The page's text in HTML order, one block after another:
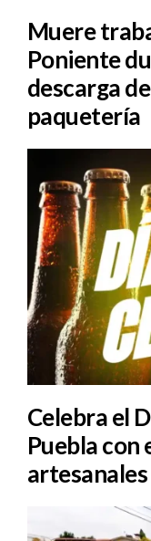
Muere
Poniente
descarga
paquetería
Celebra el
Puebla con
artesanales